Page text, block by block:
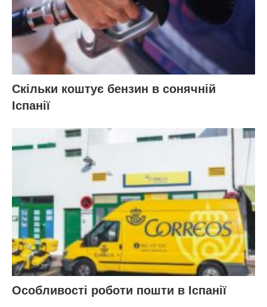
Скільки коштує бензин в сонячній
Іспанії
Особливості роботи пошти в Іспанії